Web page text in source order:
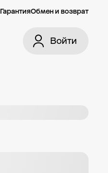
ГарантияОбмен и возврат
Войти